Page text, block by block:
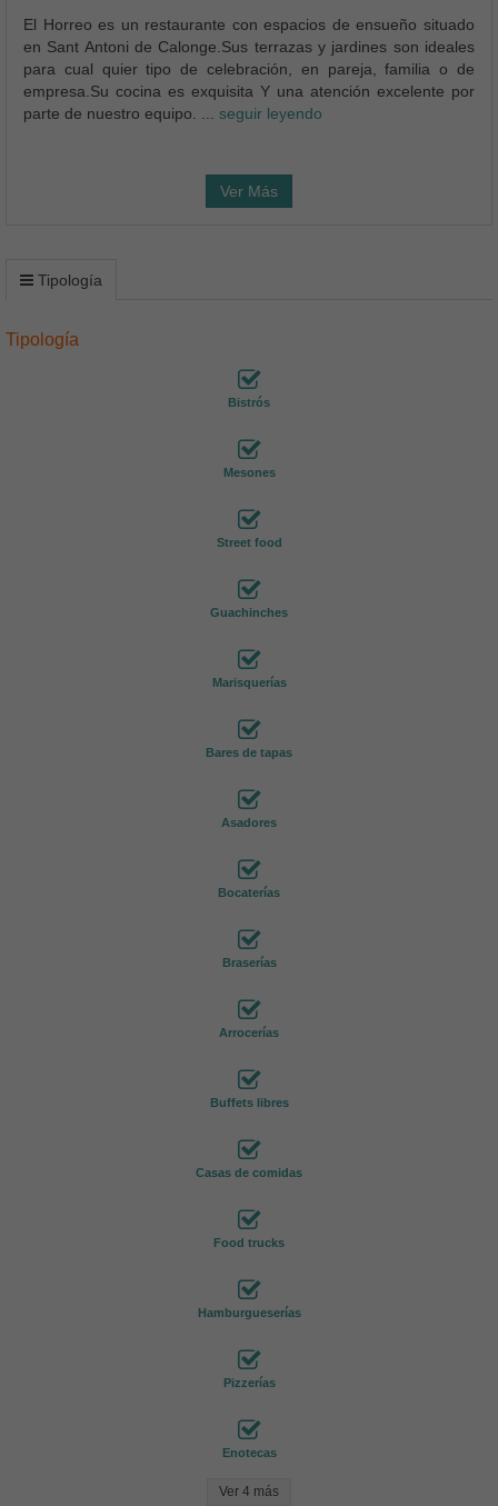
El Horreo es un restaurante con espacios de ensueño situado
en Sant Antoni de Calonge.Sus terrazas y jardines son ideales
para cual quier tipo de celebración, en pareja, familia o de
empresa.Su cocina es exquisita Y una atención excelente por
parte de nuestro equipo. ... seguir leyendo
Ver Más
Tipología
Tipología
Bistrós
Mesones
Street food
Guachinches
Marisquerías
Bares de tapas
Asadores
Bocaterías
Braserías
Arrocerías
Buffets libres
Casas de comidas
Food trucks
Hamburgueserías
Pizzerías
Enotecas
Ver 4 más